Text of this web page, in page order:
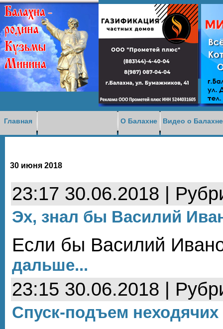
Главная О Балахне Видео о
30 июня 2018
23:17 30.06.2018 |
Эх, знал бы Василий
Если бы Василий
дальше...
23:15 30.06.2018 |
Спуск-подъем